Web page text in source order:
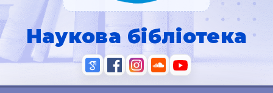
Наукова бібліотека